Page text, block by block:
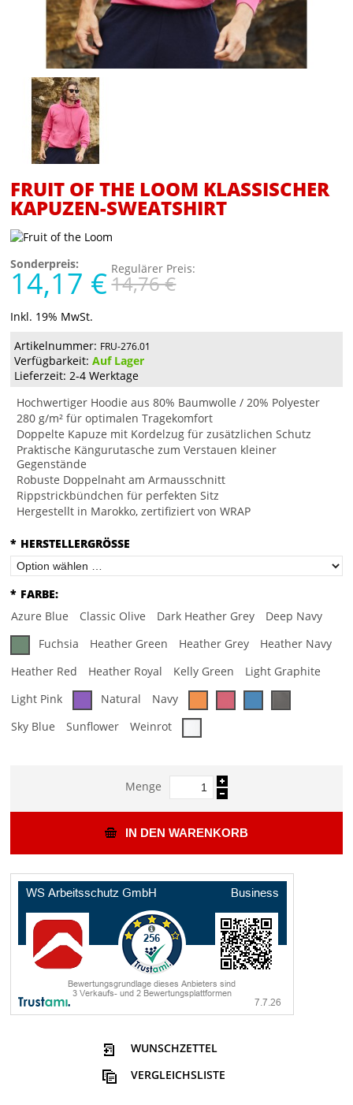
FRUIT OF THE LOOM KLASSISCHER
KAPUZEN-SWEATSHIRT
Sonderpreis:
14,17 € Regulärer Preis:
14,76 €
Inkl. 19% MwSt.
Artikelnummer: FRU-276.01
Verfügbarkeit:Auf Lager
Lieferzeit: 2-4 Werktage
Hochwertiger Hoodie aus 80% Baumwolle / 20% Polyester
280 g/m² für optimalen Tragekomfort
Doppelte Kapuze mit Kordelzug für zusätzlichen Schutz
Praktische Kängurutasche zum Verstauen kleiner
Gegenstände
Robuste Doppelnaht am Armausschnitt
Rippstrickbündchen für perfekten Sitz
Hergestellt in Marokko, zertifiziert von WRAP
* HERSTELLERGRÖSSE
* FARBE:
Azure Blue
Classic Olive Dark Heather Grey
Deep Navy
Fuchsia
Heather Green Heather Grey
Heather Navy
Heather Red
Heather Royal Kelly Green
Light Graphite
Light Pink
Natural
Navy
Sky Blue
Sunflower Weinrot
Menge
IN DEN WARENKORB
WUNSCHZETTEL
VERGLEICHSLISTE